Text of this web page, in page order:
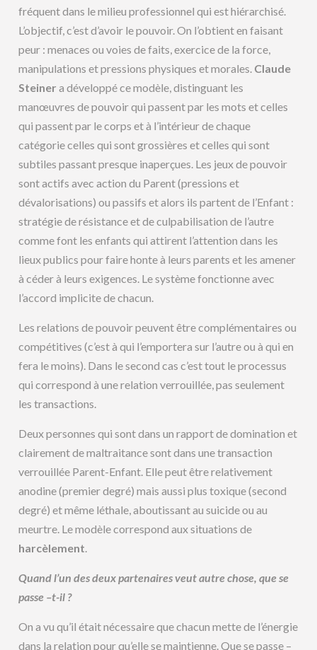
fréquent dans le milieu professionnel qui est hiérarchisé.
L’objectif, c’est d’avoir le pouvoir. On l’obtient en faisant
peur : menaces ou voies de faits, exercice de la force,
manipulations et pressions physiques et morales. Claude
Steiner a développé ce modèle, distinguant les
manœuvres de pouvoir qui passent par les mots et celles
qui passent par le corps et à l’intérieur de chaque
catégorie celles qui sont grossières et celles qui sont
subtiles passant presque inaperçues. Les jeux de pouvoir
sont actifs avec action du Parent (pressions et
dévalorisations) ou passifs et alors ils partent de l’Enfant :
stratégie de résistance et de culpabilisation de l’autre
comme font les enfants qui attirent l’attention dans les
lieux publics pour faire honte à leurs parents et les amener
à céder à leurs exigences. Le système fonctionne avec
l’accord implicite de chacun.
Les relations de pouvoir peuvent être complémentaires ou
compétitives (c’est à qui l’emportera sur l’autre ou à qui en
fera le moins). Dans le second cas c’est tout le processus
qui correspond à une relation verrouillée, pas seulement
les transactions.
Deux personnes qui sont dans un rapport de domination et
clairement de maltraitance sont dans une transaction
verrouillée Parent-Enfant. Elle peut être relativement
anodine (premier degré) mais aussi plus toxique (second
degré) et même léthale, aboutissant au suicide ou au
meurtre. Le modèle correspond aux situations de
harcèlement.
Quand l’un des deux partenaires veut autre chose, que se
passe –t-il ?
On a vu qu’il était nécessaire que chacun mette de l’énergie
dans la relation pour qu’elle se maintienne. Que se passe –